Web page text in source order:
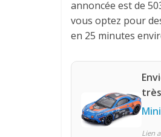
annoncée est de
vous optez pour
en 25 minutes
Lien